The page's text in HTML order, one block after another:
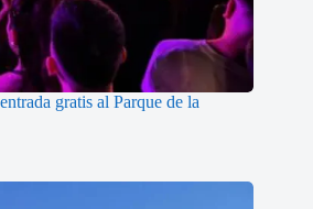
gratis al Parque de la